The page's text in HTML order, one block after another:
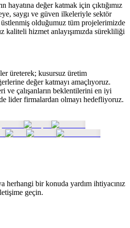
hayatına değer katmak için çıktığımız
saygı ve güven ilkeleriyle sektör
üstlenmiş olduğumuz tüm projelerimizde
kaliteli hizmet anlayışımızda sürekliliği
üreterek; kusursuz üretim
değer katmayı amaçlıyoruz.
ve çalışanların beklentilerini en iyi
lider firmalardan olmayı hedefliyoruz.
herhangi bir konuda yardım ihtiyacınız
geçin.